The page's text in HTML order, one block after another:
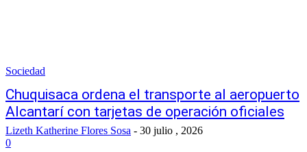
Sociedad
Chuquisaca ordena el transporte al aeropuerto
Alcantarí con tarjetas de operación oficiales
Lizeth Katherine Flores Sosa - 30 julio , 2026
0